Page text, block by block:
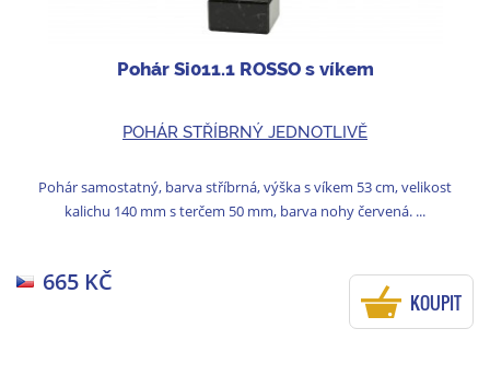
Pohár Si011.1 ROSSO s víkem
POHÁR STŘÍBRNÝ JEDNOTLIVĚ
Pohár samostatný, barva stříbrná, výška s víkem 53 cm, velikost
kalichu 140 mm s terčem 50 mm, barva nohy červená. ...
665 KČ
KOUPIT